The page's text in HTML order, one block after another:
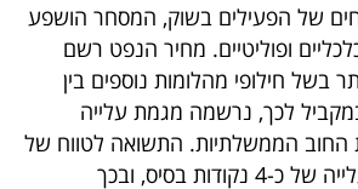
של הפעילים בשוק, המסחר הושפע
ופוליטיים. מחיר הנפט רשם
בשל חילופי מהלומות נוספים בין
לכך, נרשמה מגמת עלייה
החוב הממשלתיות. התשואה לטווח של
עשר שנים רשמה עלייה של כ-4 נקודות בסיס, ובכך